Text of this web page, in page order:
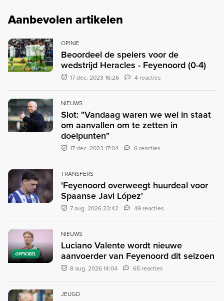
Aanbevolen artikelen
OPINIE
Beoordeel de spelers voor de
wedstrijd Heracles - Feyenoord (0-4)
17 dec. 2023 16:26 4 reacties
NIEUWS
Slot: "Vandaag waren we wel in staat
om aanvallen om te zetten in
doelpunten"
17 dec. 2023 17:04 6 reacties
TRANSFERS
'Feyenoord overweegt huurdeal voor
Spaanse Javi López'
7 aug. 2026 23:42 49 reacties
OFFICIEEL
NIEUWS
Luciano Valente wordt nieuwe
aanvoerder van Feyenoord dit seizoen
8 aug. 2026 14:04 65 reacties
JEUGD